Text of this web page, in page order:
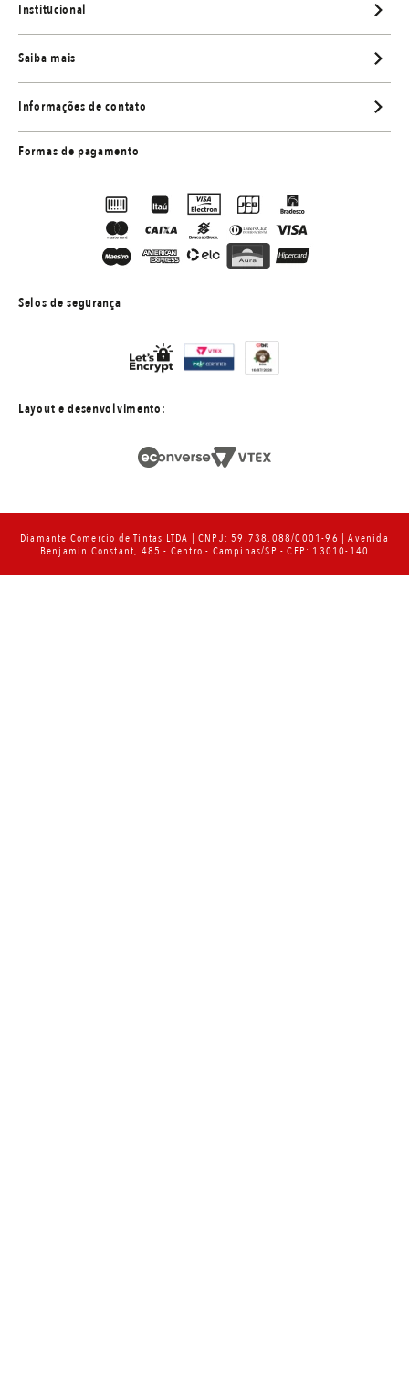
Institucional
Saiba mais
Informações de contato
Formas de pagamento
Selos de segurança
Layout e desenvolvimento:
Diamante Comercio de Tintas LTDA | CNPJ: 59.738.088/0001-96 | Avenida
Benjamin Constant, 485 - Centro - Campinas/SP - CEP: 13010-140